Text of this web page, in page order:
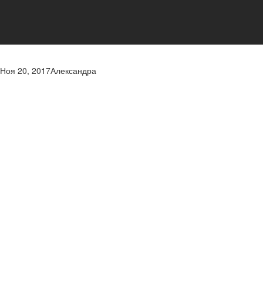
Ноя 20, 2017Александра